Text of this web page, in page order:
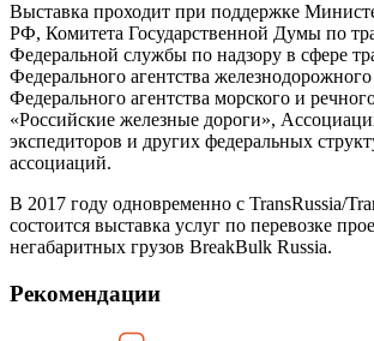
Выставка проходит при поддержке
РФ, Комитета Государственной Думы по
Федеральной службы по надзору в сфере
Федерального агентства железнодорожного
Федерального агентства морского и
«Российские железные дороги»,
экспедиторов и других федеральных
ассоциаций.
В 2017 году одновременно с TransRussia/
состоится выставка услуг по перевозке
негабаритных грузов BreakBulk Russia.
Рекомендации